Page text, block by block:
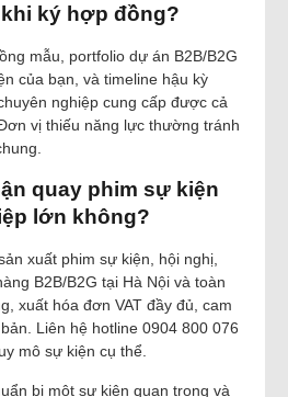
ký hợp đồng?
mẫu, portfolio dự án B2B/B2G
của bạn, và timeline hậu kỳ
nghiệp cung cấp được cả
vị thiếu năng lực thường tránh
quay phim sự kiện
lớn không?
xuất phim sự kiện, hội nghị,
B2B/B2G tại Hà Nội và toàn
xuất hóa đơn VAT đầy đủ, cam
Liên hệ hotline 0904 800 076
mô sự kiện cụ thể.
bị một sự kiện quan trọng và